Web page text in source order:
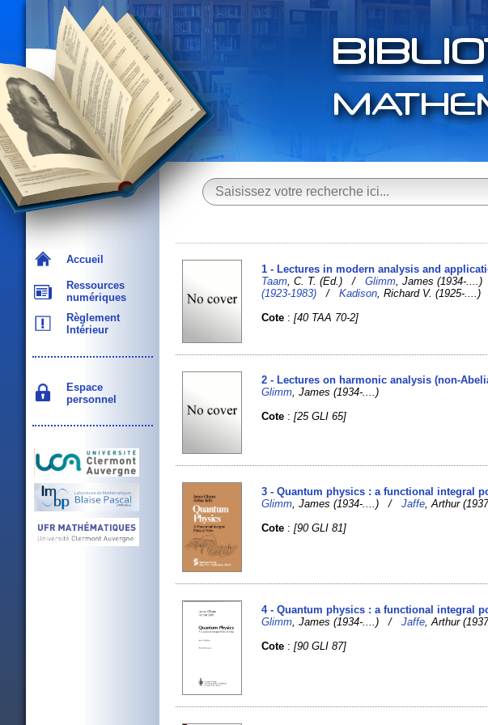
Accueil
Ressources
numériques
Règlement
Intérieur
Espace
personnel
1 - Lectures in modern analysis and
Taam , C. T. (Ed.) /Glimm , James (1934-
(1923-1983) /Kadison , Richard V. (1925-
Cote :[40 TAA 70-2]
2 - Lectures on harmonic analysis (non-
Glimm, James (1934-....)
Cote :[25 GLI 65]
3 - Quantum physics : a functional integral
Glimm , James (1934-....) /Jaffe , Arthur
Cote :[90 GLI 81]
4 - Quantum physics : a functional integral
Glimm , James (1934-....) /Jaffe , Arthur
Cote :[90 GLI 87]